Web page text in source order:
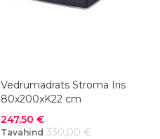
Vedrumadrats Stroma Iris
80x200xK22 cm
Soodushind
247,50 €
Tavahind 330,00 €